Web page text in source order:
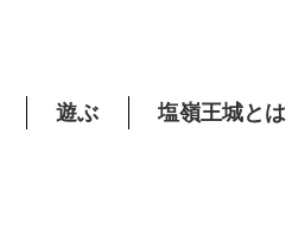
遊ぶ 塩嶺王城とは